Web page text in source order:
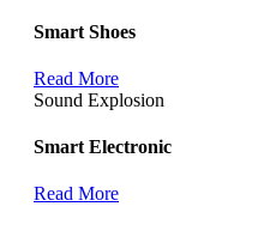
Smart Shoes
Read More
Sound Explosion
Smart Electronic
Read More